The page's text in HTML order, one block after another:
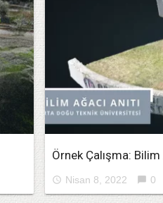
Örnek Çalışma: Bilim
access_time Nisan 8, 2022 chat_bubble 0